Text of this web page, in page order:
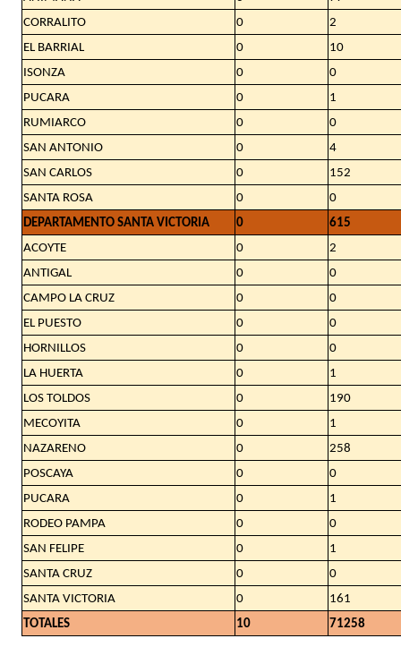
CORRALITO
0
2
EL BARRIAL
0
10
ISONZA
0
0
PUCARA
0
1
RUMIARCO
0
0
SAN ANTONIO
0
4
SAN CARLOS
0
152
SANTA ROSA
0
0
DEPARTAMENTO SANTA VICTORIA
0
615
ACOYTE
0
2
ANTIGAL
0
0
CAMPO LA CRUZ
0
0
EL PUESTO
0
0
HORNILLOS
0
0
LA HUERTA
0
1
LOS TOLDOS
0
190
MECOYITA
0
1
NAZARENO
0
258
POSCAYA
0
0
PUCARA
0
1
RODEO PAMPA
0
0
SAN FELIPE
0
1
SANTA CRUZ
0
0
SANTA VICTORIA
0
161
TOTALES
10 71258